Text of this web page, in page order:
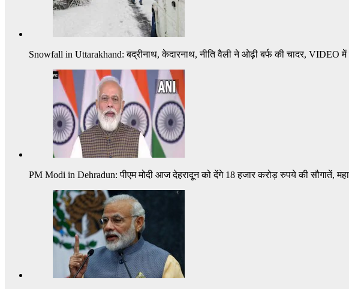
Snowfall in Uttarakhand: बद्रीनाथ, केदारनाथ, नीति वैली ने ओढ़ी बर्फ की चादर, VIDEO
PM Modi in Dehradun: पीएम मोदी आज देहरादून को देंगे 18 हजार करोड़ रुपये की सौगातें,